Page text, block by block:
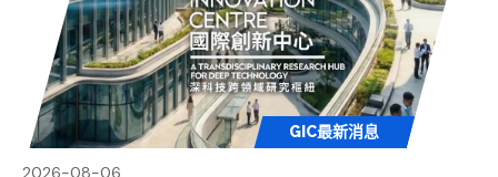
GIC最新消息
2026-08-06